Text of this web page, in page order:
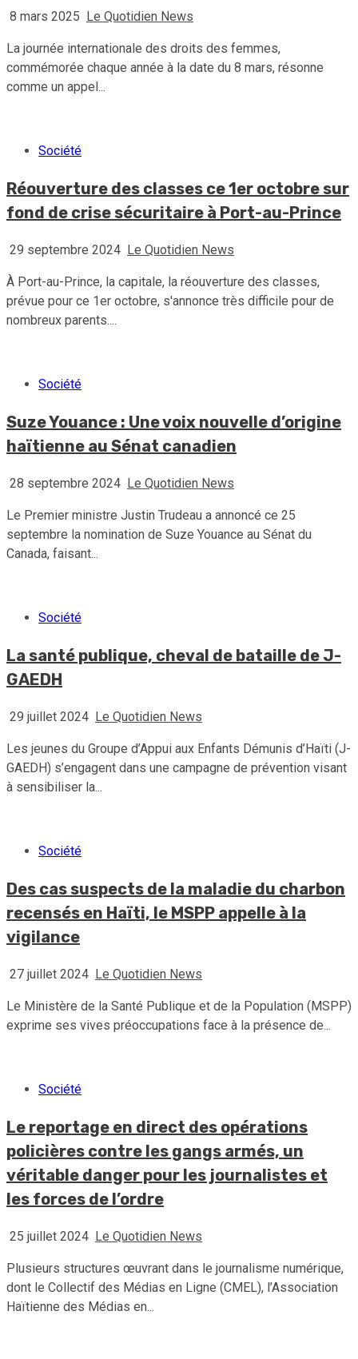
8 mars 2025 Le Quotidien News
La journée internationale des droits des femmes,
commémorée chaque année à la date du 8 mars, résonne
comme un appel...
Société
Réouverture des classes ce 1er octobre sur
fond de crise sécuritaire à Port-au-Prince
29 septembre 2024 Le Quotidien News
À Port-au-Prince, la capitale, la réouverture des classes,
prévue pour ce 1er octobre, s'annonce très difficile pour de
nombreux parents....
Société
Suze Youance : Une voix nouvelle d’origine
haïtienne au Sénat canadien
28 septembre 2024 Le Quotidien News
Le Premier ministre Justin Trudeau a annoncé ce 25
septembre la nomination de Suze Youance au Sénat du
Canada, faisant...
Société
La santé publique, cheval de bataille de J-
GAEDH
29 juillet 2024 Le Quotidien News
Les jeunes du Groupe d’Appui aux Enfants Démunis d’Haïti (J-
GAEDH) s’engagent dans une campagne de prévention visant
à sensibiliser la...
Société
Des cas suspects de la maladie du charbon
recensés en Haïti, le MSPP appelle à la
vigilance
27 juillet 2024 Le Quotidien News
Le Ministère de la Santé Publique et de la Population (MSPP)
exprime ses vives préoccupations face à la présence de...
Société
Le reportage en direct des opérations
policières contre les gangs armés, un
véritable danger pour les journalistes et
les forces de l’ordre
25 juillet 2024 Le Quotidien News
Plusieurs structures œuvrant dans le journalisme numérique,
dont le Collectif des Médias en Ligne (CMEL), l’Association
Haïtienne des Médias en...